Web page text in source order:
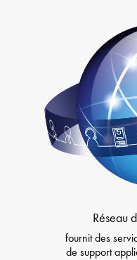
Réseau
fournit des
de support